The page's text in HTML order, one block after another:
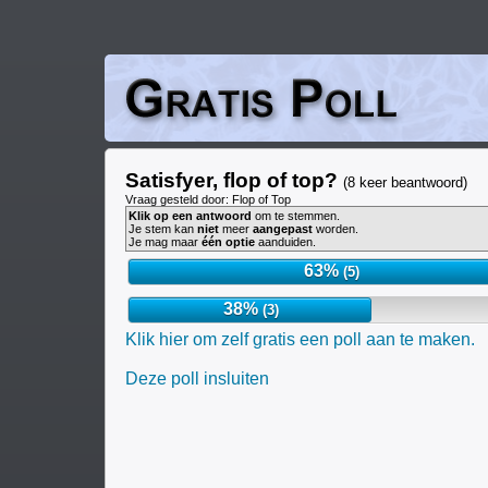
Satisfyer, flop of top? (8 keer beantwoord)
Vraag gesteld door: Flop of Top
Klik op een antwoord om te stemmen.
Je stem kanniet meeraangepast worden.
Je mag maaréén optie aanduiden.
63%(5)
38%(3)
Klik hier om zelf gratis een poll aan te maken.
Deze poll insluiten